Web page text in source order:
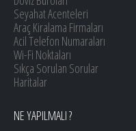
Seyahat Acenteleri
Araç Kiralama Firmaları
Acil Telefon Numaraları
Wi-Fi Noktaları
Sıkça Sorulan Sorular
Haritalar
NE YAPILMALI ?